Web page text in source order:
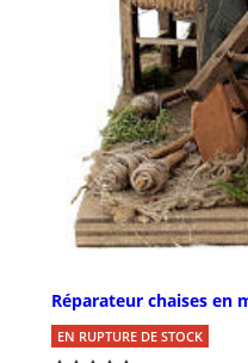
Réparateur chaises en
EN RUPTURE DE STOCK